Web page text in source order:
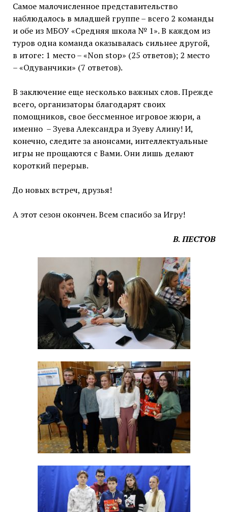
Самое малочисленное представительство
наблюдалось в младшей группе – всего 2 команды
и обе из МБОУ «Средняя школа № 1». В каждом из
туров одна команда оказывалась сильнее другой,
в итоге: 1 место – «Non stop» (25 ответов); 2 место
– «Одуванчики» (7 ответов).
В заключение еще несколько важных слов. Прежде
всего, организаторы благодарят своих
помощников, свое бессменное игровое жюри, а
именно – Зуева Александра и Зуеву Алину! И,
конечно, следите за анонсами, интеллектуальные
игры не прощаются с Вами. Они лишь делают
короткий перерыв.
До новых встреч, друзья!
А этот сезон окончен. Всем спасибо за Игру!
В. ПЕСТОВ